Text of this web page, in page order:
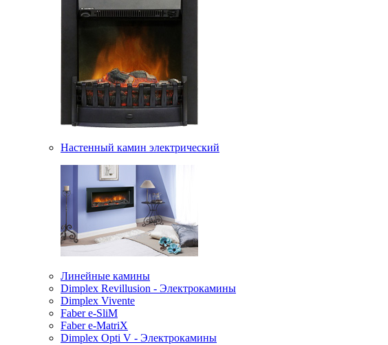
Настенный камин электрический
Линейные камины
Dimplex Revillusion - Электрокамины
Dimplex Vivente
Faber e-SliM
Faber e-MatriX
Dimplex Opti V - Электрокамины